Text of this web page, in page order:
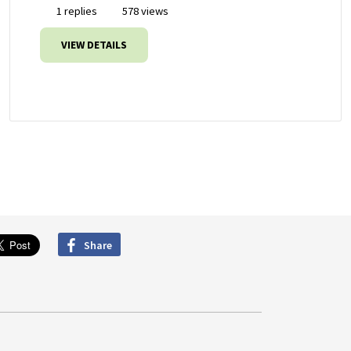
1 replies 578 views
VIEW DETAILS
Share